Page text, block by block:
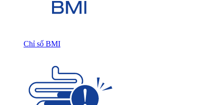
Chỉ số BMI